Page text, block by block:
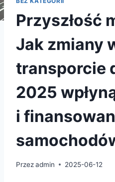
Przyszłość
Jak zmiany
transporcie
2025
i
Przezadmin 2025-06-12